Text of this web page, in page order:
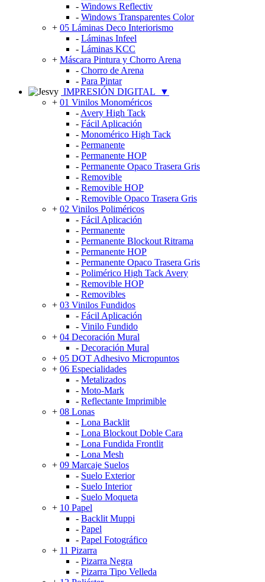
- Windows Reflectiv
- Windows Transparentes Color
+ 05 Láminas Deco Interiorismo
- Láminas Infeel
- Láminas KCC
+ Máscara Pintura y Chorro Arena
- Chorro de Arena
- Para Pintar
IMPRESIÓN DIGITAL
▼
+ 01 Vinilos Monoméricos
- Avery High Tack
- Fácil Aplicación
- Monomérico High Tack
- Permanente
- Permanente HOP
- Permanente Opaco Trasera Gris
- Removible
- Removible HOP
- Removible Opaco Trasera Gris
+ 02 Vinilos Poliméricos
- Fácil Aplicación
- Permanente
- Permanente Blockout Ritrama
- Permanente HOP
- Permanente Opaco Trasera Gris
- Polimérico High Tack Avery
- Removible HOP
- Removibles
+ 03 Vinilos Fundidos
- Fácil Aplicación
- Vinilo Fundido
+ 04 Decoración Mural
- Decoración Mural
+ 05 DOT Adhesivo Micropuntos
+ 06 Especialidades
- Metalizados
- Moto-Mark
- Reflectante Imprimible
+ 08 Lonas
- Lona Backlit
- Lona Blockout Doble Cara
- Lona Fundida Frontlit
- Lona Mesh
+ 09 Marcaje Suelos
- Suelo Exterior
- Suelo Interior
- Suelo Moqueta
+ 10 Papel
- Backlit Muppi
- Papel
- Papel Fotográfico
+ 11 Pizarra
- Pizarra Negra
- Pizarra Tipo Velleda